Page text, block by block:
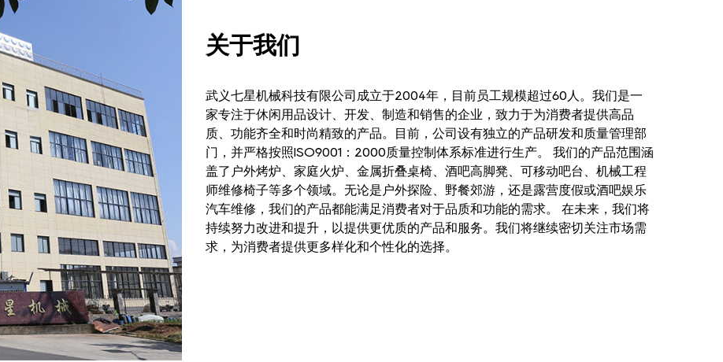
关于我们
武义七星机械科技有限公司成立于2004年，目前员工规模超过60人。我们是一
家专注于休闲用品设计、开发、制造和销售的企业，致力于为消费者提供高品
质、功能齐全和时尚精致的产品。目前，公司设有独立的产品研发和质量管理部
门，并严格按照ISO9001：2000质量控制体系标准进行生产。 我们的产品范围涵
盖了户外烤炉、家庭火炉、金属折叠桌椅、酒吧高脚凳、可移动吧台、机械工程
师维修椅子等多个领域。无论是户外探险、野餐郊游，还是露营度假或酒吧娱乐
汽车维修，我们的产品都能满足消费者对于品质和功能的需求。 在未来，我们将
持续努力改进和提升，以提供更优质的产品和服务。我们将继续密切关注市场需
求，为消费者提供更多样化和个性化的选择。